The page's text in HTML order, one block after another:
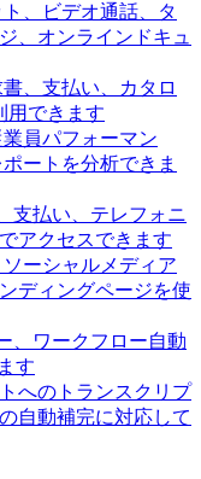
、ビデオ通話、タ
、オンラインドキュ
、支払い、カタロ
用できます
員パフォーマン
ートを分析できま
支払い、テレフォニ
アクセスできます
ーシャルメディア
ディングページを使
、ワークフロー自動
す
へのトランスクリプ
自動補完に対応して